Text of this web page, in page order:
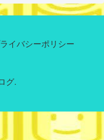
イバシーポリシー
グ.